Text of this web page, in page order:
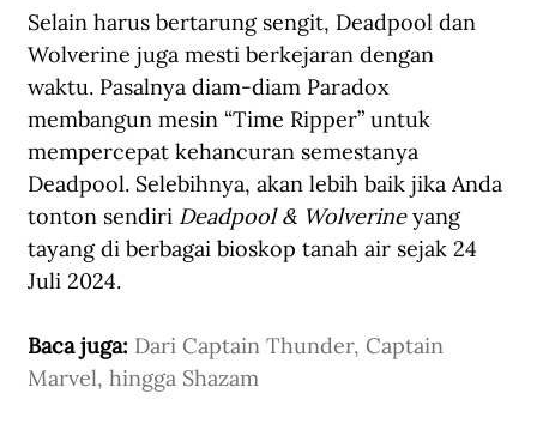
Selain harus bertarung sengit, Deadpool dan
Wolverine juga mesti berkejaran dengan
waktu. Pasalnya diam-diam Paradox
membangun mesin “Time Ripper” untuk
mempercepat kehancuran semestanya
Deadpool. Selebihnya, akan lebih baik jika Anda
tonton sendiri Deadpool & Wolverine yang
tayang di berbagai bioskop tanah air sejak 24
Juli 2024.
Baca juga: Dari Captain Thunder, Captain
Marvel, hingga Shazam